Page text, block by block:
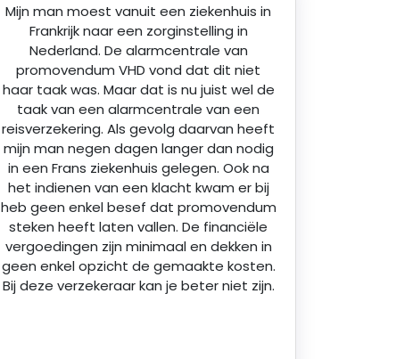
Mijn man moest vanuit een ziekenhuis in
Frankrijk naar een zorginstelling in
Nederland. De alarmcentrale van
promovendum VHD vond dat dit niet
haar taak was. Maar dat is nu juist wel de
taak van een alarmcentrale van een
reisverzekering. Als gevolg daarvan heeft
mijn man negen dagen langer dan nodig
in een Frans ziekenhuis gelegen. Ook na
het indienen van een klacht kwam er bij
heb geen enkel besef dat promovendum
steken heeft laten vallen. De financiële
vergoedingen zijn minimaal en dekken in
geen enkel opzicht de gemaakte kosten.
Bij deze verzekeraar kan je beter niet zijn.